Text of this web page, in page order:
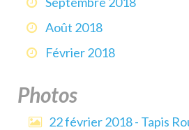
Août 2018
Février 2018
Photos
22 février 2018 - Tapis